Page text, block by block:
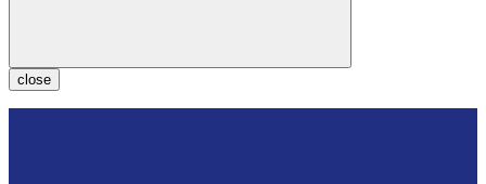
close